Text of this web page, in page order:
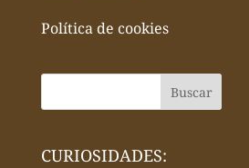
Política de cookies
CURIOSIDADES: